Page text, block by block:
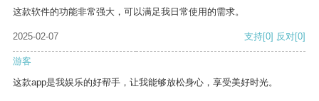
这款软件的功能非常强大，可以满足我日常使用的需求。
2025-02-07 支持[0] 反对[0]
游客
这款app是我娱乐的好帮手，让我能够放松身心，享受美好时光。